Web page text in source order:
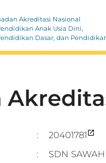
Akreditasi Nasional
Anak Usia Dini,
Dasar, dan
:
20401781
:
SDN